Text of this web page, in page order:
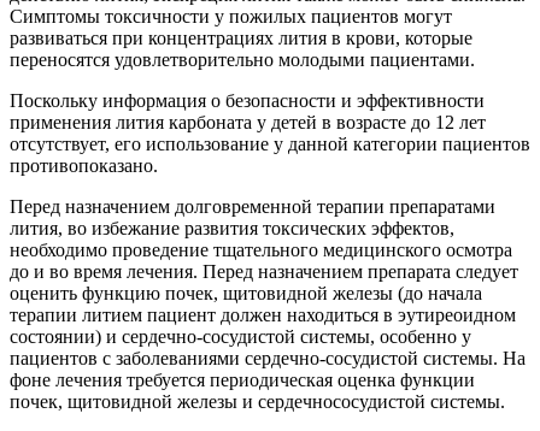
Симптомы токсичности у пожилых пациентов могут
развиваться при концентрациях лития в крови, которые
переносятся удовлетворительно молодыми пациентами.
Поскольку информация о безопасности и эффективности
применения лития карбоната у детей в возрасте до 12 лет
отсутствует, его использование у данной категории пациентов
противопоказано.
Перед назначением долговременной терапии препаратами
лития, во избежание развития токсических эффектов,
необходимо проведение тщательного медицинского осмотра
до и во время лечения. Перед назначением препарата следует
оценить функцию почек, щитовидной железы (до начала
терапии литием пациент должен находиться в эутиреоидном
состоянии) и сердечно-сосудистой системы, особенно у
пациентов с заболеваниями сердечно-сосудистой системы. На
фоне лечения требуется периодическая оценка функции
почек, щитовидной железы и сердечно­сосудистой системы.